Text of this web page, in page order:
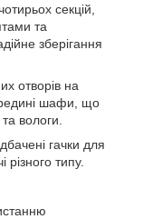
секцій,
та
зберігання
отворів на
шафи, що
вологи.
гачки для
типу.